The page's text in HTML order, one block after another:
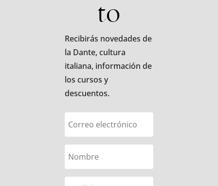
to
Recibirás novedades de
la Dante, cultura
italiana, información de
los cursos y
descuentos.